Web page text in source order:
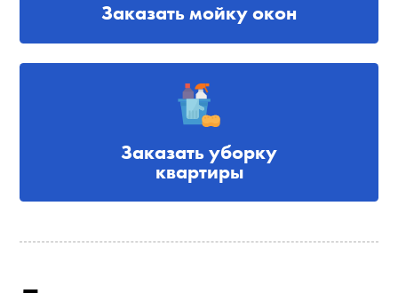
Заказать мойку окон
Заказать уборку
квартиры